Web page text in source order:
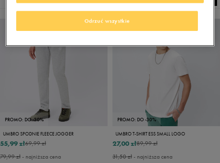
PROMO: DO -30%
UMBRO SPODNIE FLEECE JOGGER
69,99 zł
55,99 zł
79,99 zł- najniższa cena
PROMO: DO -30%
UMBRO T-SHIRT ESS SMALL LOGO
89,99 zł
27,00 zł
31,50 zł- najniższa cena
Odrzuć wszystkie